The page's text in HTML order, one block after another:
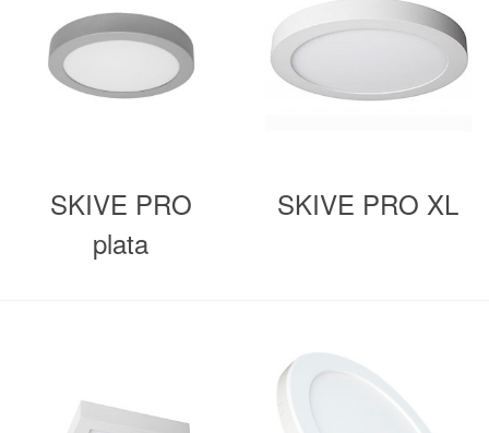
SKIVE PRO
plata
SKIVE PRO XL